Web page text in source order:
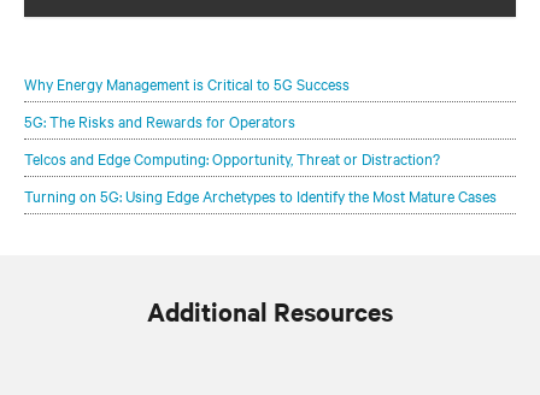
Why Energy Management is Critical to 5G Success
5G: The Risks and Rewards for Operators
Telcos and Edge Computing: Opportunity, Threat or Distraction?
Turning on 5G: Using Edge Archetypes to Identify the Most Mature Cases
Additional Resources